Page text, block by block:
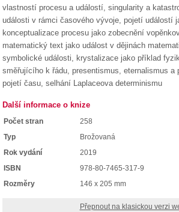
vlastností procesu a událostí, singularity a
události v rámci časového vývoje, pojetí událostí
konceptualizace procesu jako zobecnění
matematický text jako událost v dějinách
symbolické události, krystalizace jako příklad
směřujícího k řádu, presentismus, eternalismus a
pojetí času, selhání Laplaceova determinismu
Další informace o knize
Počet stran
258
Typ
Brožovaná
Rok vydání
2019
ISBN
978-80-7465-317-9
Rozměry
146 x 205 mm
Přepnout na klasickou verzi